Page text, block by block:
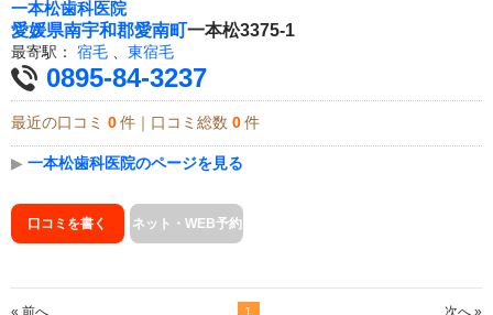
一本松歯科医院
愛媛県南宇和郡愛南町一本松3375-1
最寄駅： 宿毛 東宿毛
0895-84-3237
最近の口コミ 0 件｜口コミ総数 0 件
▶ 一本松歯科医院のページを見る
口コミを書く ネット・WEB予約
« 前へ 次へ »